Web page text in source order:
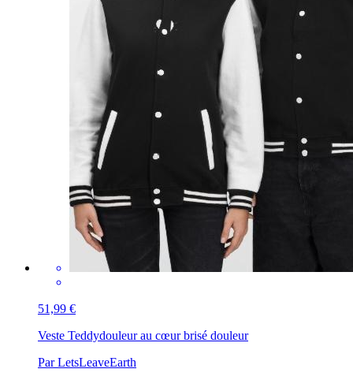
51,99 €
Veste Teddydouleur au cœur brisé douleur
Par LetsLeaveEarth